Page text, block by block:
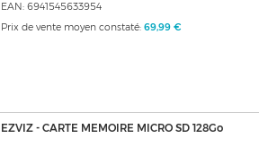
EAN: 6941545633954
Prix de vente moyen constaté: 69,99 €
EZVIZ - CARTE MEMOIRE MICRO SD 128Go